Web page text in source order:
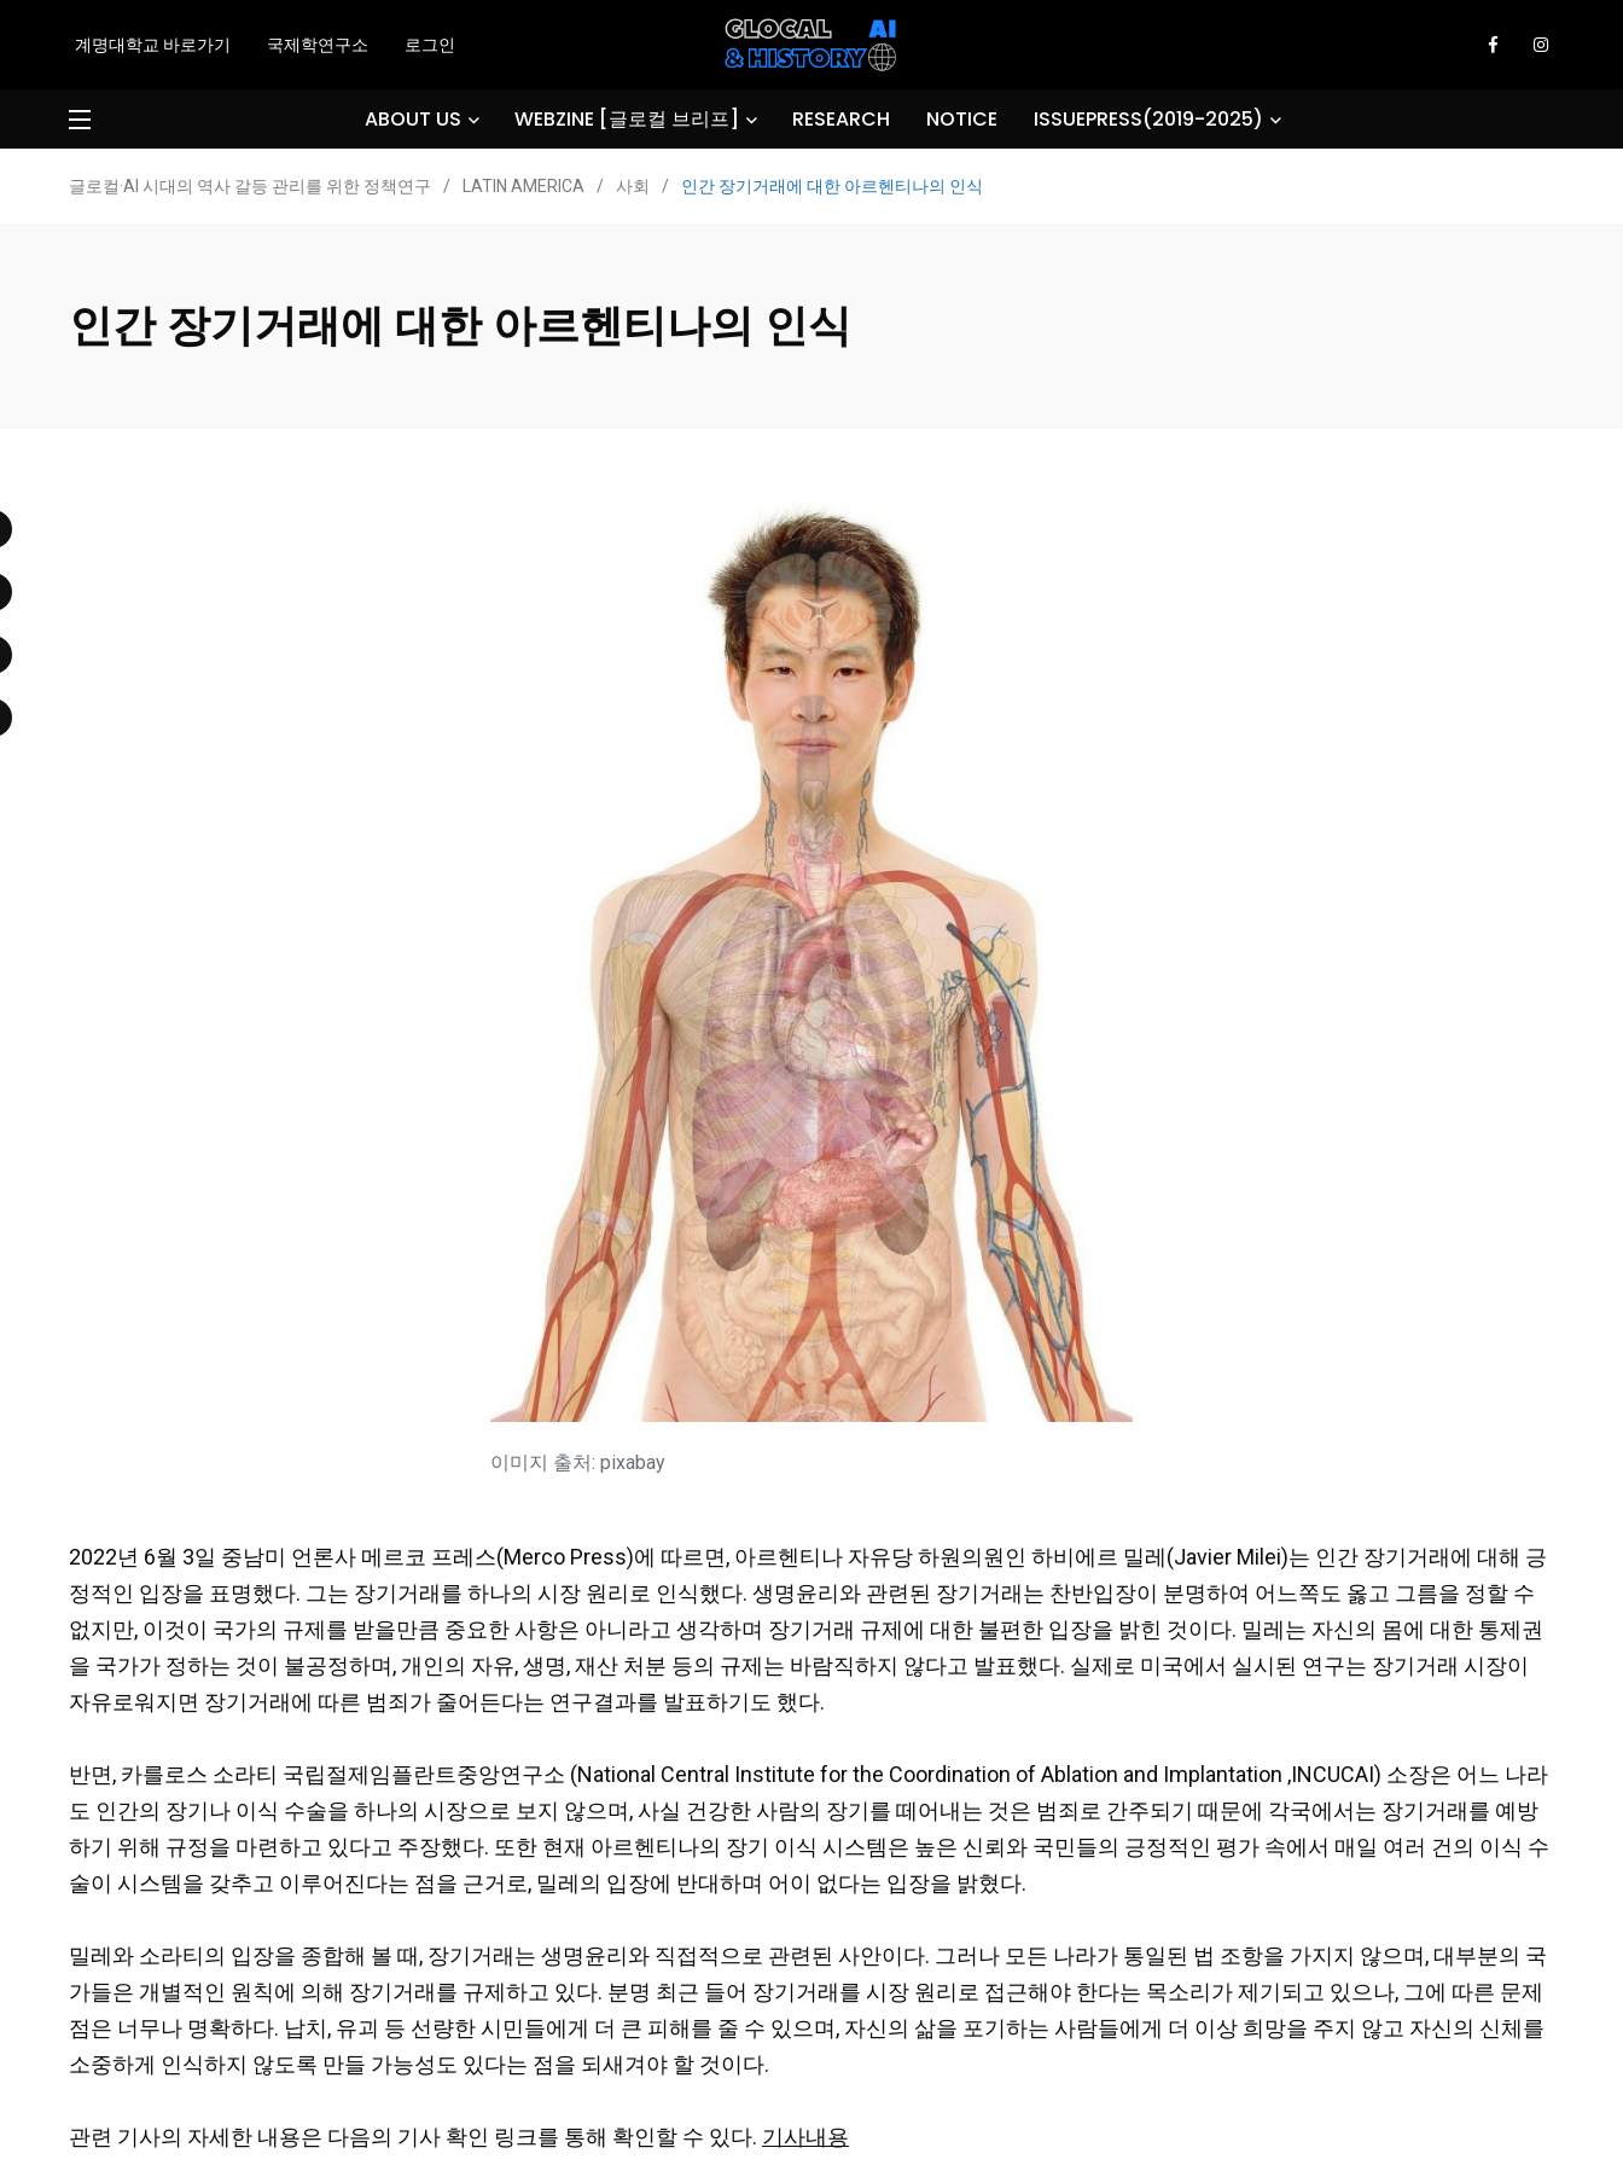
계명대학교 바로가기 국제학연구소 로그인
ABOUT US WEBZINE [글로컬 브리프] RESEARCH NOTICE ISSUEPRESS(2019-2025)
글로컬·AI 시대의 역사 갈등 관리를 위한 정책연구 / LATIN AMERICA / 사회 / 인간 장기거래에 대한 아르헨티나의 인식
인간 장기거래에 대한 아르헨티나의 인식
이미지 출처: pixabay
2022년 6월 3일 중남미 언론사 메르코 프레스(Merco Press)에 따르면, 아르헨티나 자유당 하원의원인 하비에르 밀레(Javier Milei)는 인간 장기거래에 대해 긍
정적인 입장을 표명했다. 그는 장기거래를 하나의 시장 원리로 인식했다. 생명윤리와 관련된 장기거래는 찬반입장이 분명하여 어느쪽도 옳고 그름을 정할 수
없지만, 이것이 국가의 규제를 받을만큼 중요한 사항은 아니라고 생각하며 장기거래 규제에 대한 불편한 입장을 밝힌 것이다. 밀레는 자신의 몸에 대한 통제권
을 국가가 정하는 것이 불공정하며, 개인의 자유, 생명, 재산 처분 등의 규제는 바람직하지 않다고 발표했다. 실제로 미국에서 실시된 연구는 장기거래 시장이
자유로워지면 장기거래에 따른 범죄가 줄어든다는 연구결과를 발표하기도 했다.
반면, 카를로스 소라티 국립절제임플란트중앙연구소 (National Central Institute for the Coordination of Ablation and Implantation ,INCUCAI) 소장은 어느 나라
도 인간의 장기나 이식 수술을 하나의 시장으로 보지 않으며, 사실 건강한 사람의 장기를 떼어내는 것은 범죄로 간주되기 때문에 각국에서는 장기거래를 예방
하기 위해 규정을 마련하고 있다고 주장했다. 또한 현재 아르헨티나의 장기 이식 시스템은 높은 신뢰와 국민들의 긍정적인 평가 속에서 매일 여러 건의 이식 수
술이 시스템을 갖추고 이루어진다는 점을 근거로, 밀레의 입장에 반대하며 어이 없다는 입장을 밝혔다.
밀레와 소라티의 입장을 종합해 볼 때, 장기거래는 생명윤리와 직접적으로 관련된 사안이다. 그러나 모든 나라가 통일된 법 조항을 가지지 않으며, 대부분의 국
가들은 개별적인 원칙에 의해 장기거래를 규제하고 있다. 분명 최근 들어 장기거래를 시장 원리로 접근해야 한다는 목소리가 제기되고 있으나, 그에 따른 문제
점은 너무나 명확하다. 납치, 유괴 등 선량한 시민들에게 더 큰 피해를 줄 수 있으며, 자신의 삶을 포기하는 사람들에게 더 이상 희망을 주지 않고 자신의 신체를
소중하게 인식하지 않도록 만들 가능성도 있다는 점을 되새겨야 할 것이다.
관련 기사의 자세한 내용은 다음의 기사 확인 링크를 통해 확인할 수 있다. 기사내용